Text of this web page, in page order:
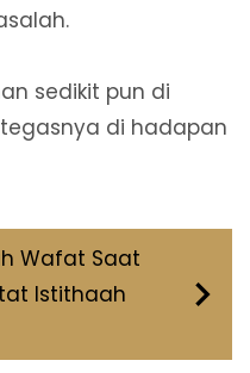
sedikit pun di
di hadapan
Wafat Saat
Istithaah